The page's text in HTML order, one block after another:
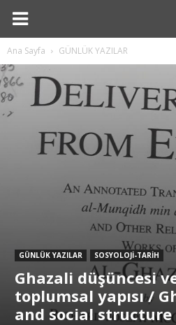
Ana Sayfa GÜNLÜK YAZILAR
GÜNLÜK YAZILAR SOSYOLOJİ-TARİH
Ghazali düşüncesi
toplumsal yapısı /
and social